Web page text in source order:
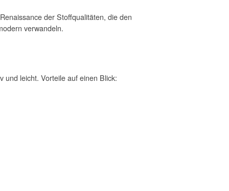
der Stoffqualitäten, die den
verwandeln.
und leicht. Vorteile auf einen Blick: